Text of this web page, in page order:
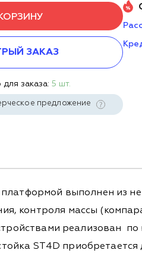
ЗАКАЗ
заказа: 5 шт.
предложение
выполнен из
контроля массы
реализован
ST4D